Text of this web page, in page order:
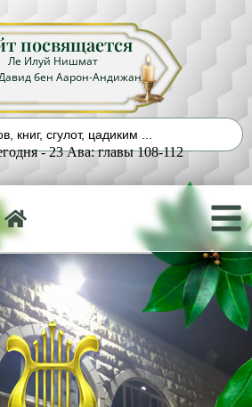
посвящается
Ле Илуй Нишмат
бен Аарон-Андижан
- 23 Ава: главы 108-112